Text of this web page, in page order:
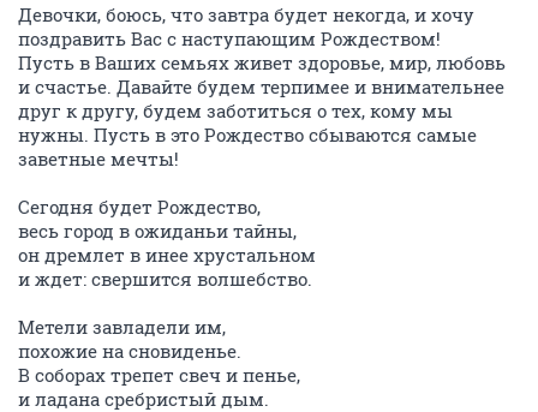
Девочки, боюсь, что завтра будет некогда, и хочу
поздравить Вас с наступающим Рождеством!
Пусть в Ваших семьях живет здоровье, мир, любовь
и счастье. Давайте будем терпимее и внимательнее
друг к другу, будем заботиться о тех, кому мы
нужны. Пусть в это Рождество сбываются самые
заветные мечты!
Сегодня будет Рождество,
весь город в ожиданьи тайны,
он дремлет в инее хрустальном
и ждет: свершится волшебство.
Метели завладели им,
похожие на сновиденье.
В соборах трепет свеч и пенье,
и ладана сребристый дым.